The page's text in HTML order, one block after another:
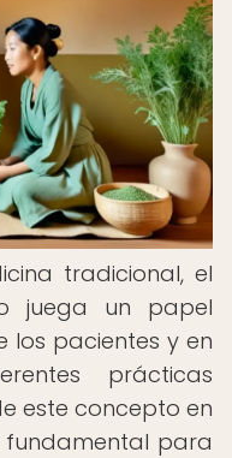
tradicional, el
juega un papel
los pacientes y en
prácticas
este concepto en
fundamental para